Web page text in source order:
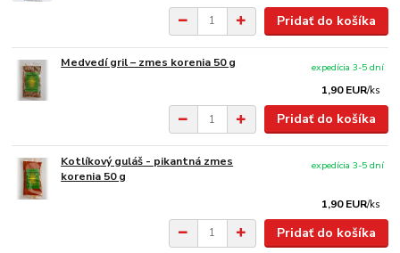
Pridať do košíka
Medvedí gril – zmes korenia 50 g
1,90 EUR/ks
expedícia 3-5 dní
Pridať do košíka
Kotlíkový guláš - pikantná zmes
korenia 50 g
1,90 EUR/ks
expedícia 3-5 dní
Pridať do košíka